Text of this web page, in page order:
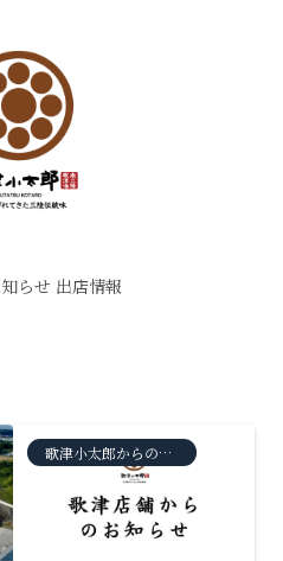
らせ 出店情報
歌津小太郎からのお知らせ